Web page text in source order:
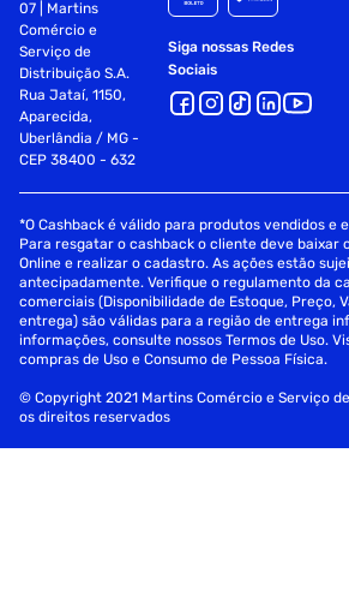
Fornecedor: Ceras Johnson Ltda
Especificações
Departamento
07 | Martins
Comércio e
Serviço de
Distribuição S.A.
Rua Jataí, 1150,
Aparecida,
Uberlândia / MG -
CEP 38400 - 632
Siga nossas Redes
Sociais
*O Cashback é válido para produtos vendidos e
Para resgatar o cashback o cliente deve baixar
Online e realizar o cadastro. As ações estão
antecipadamente. Verifique o regulamento da
comerciais (Disponibilidade de Estoque, Preço,
entrega) são válidas para a região de entrega
informações, consulte nossos Termos de Uso.
compras de Uso e Consumo de Pessoa Física.
© Copyright 2021 Martins Comércio e Serviço
os direitos reservados